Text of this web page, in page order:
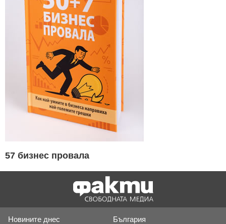
57 бизнес провала
Новините днес България